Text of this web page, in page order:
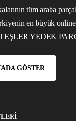
tüm araba
en büyük
YEDEK
GÖSTER